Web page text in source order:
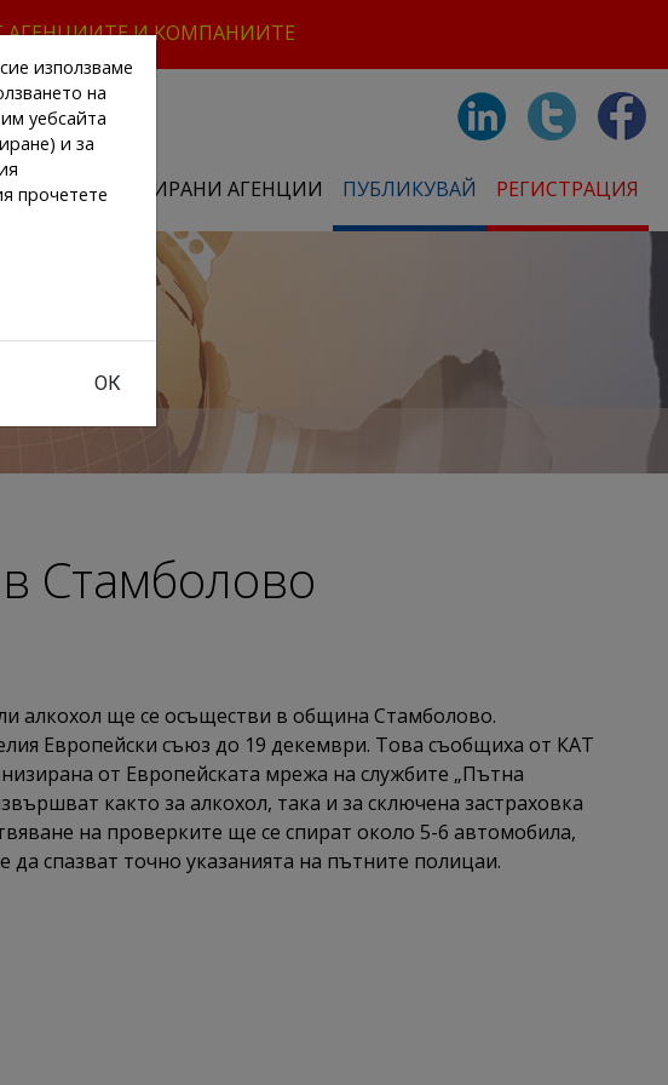
И КОМПАНИИТЕ
РЕГИСТРИРАНИ АГЕНЦИИ ПУБЛИКУВАЙ РЕГИСТРАЦИЯ
Стамболово
алкохол ще се осъществи в община Стамболово.
Европейски съюз до 19 декември. Това съобщиха от КАТ
от Европейската мрежа на службите „Пътна
както за алкохол, така и за сключена застраховка
на проверките ще се спират около 5-6 автомобила,
спазват точно указанията на пътните полицаи.
използваме
на
уебсайта
и за
прочетете
ОК